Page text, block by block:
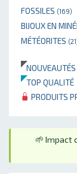
FOSSILES (169)
BIJOUX EN
MÉTÉORITES
NOUVEAUTÉS
TOP QUALITÉ
PRODUITS
🌱 Impact